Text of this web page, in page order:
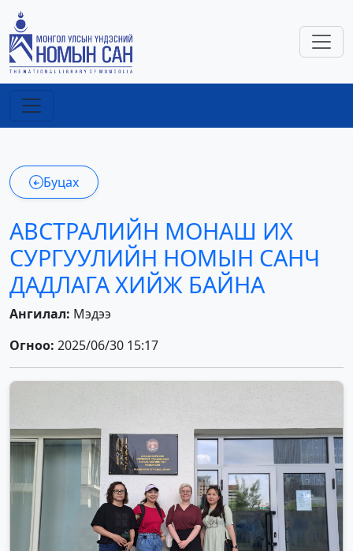
Буцах
АВСТРАЛИЙН МОНАШ ИХ
СУРГУУЛИЙН НОМЫН САНЧ
ДАДЛАГА ХИЙЖ БАЙНА
Ангилал: Мэдээ
Огноо: 2025/06/30 15:17